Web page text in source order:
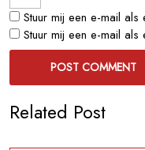
Stuur mij een e-mail
Stuur mij een e-mail
Related Post